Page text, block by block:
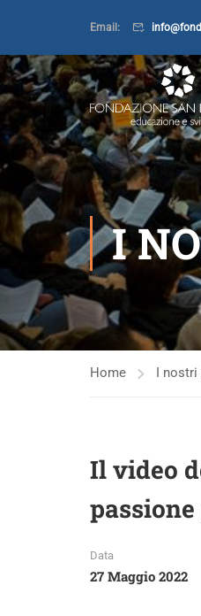
Email:
I
Home I nostri
Il video
passione
Data
27 Maggio 2022